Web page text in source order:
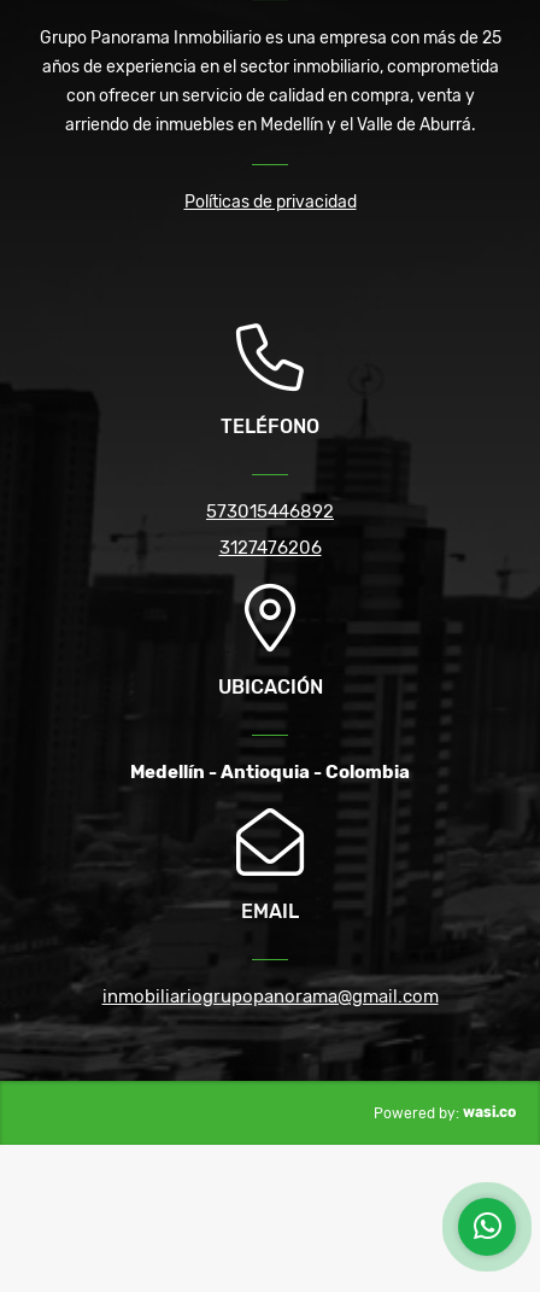
Grupo Panorama Inmobiliario es una empresa con más de 25
años de experiencia en el sector inmobiliario, comprometida
con ofrecer un servicio de calidad en compra, venta y
arriendo de inmuebles en Medellín y el Valle de Aburrá.
Políticas de privacidad
TELÉFONO
573015446892
3127476206
UBICACIÓN
Medellín - Antioquia - Colombia
EMAIL
inmobiliariogrupopanorama@gmail.com
Powered by: wasi.co